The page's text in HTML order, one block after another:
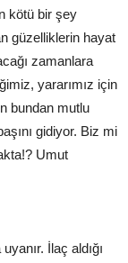
kötü bir şey
güzelliklerin hayat
zamanlara
yararımız için
bundan mutlu
gidiyor. Biz mi
Umut
İlaç aldığı